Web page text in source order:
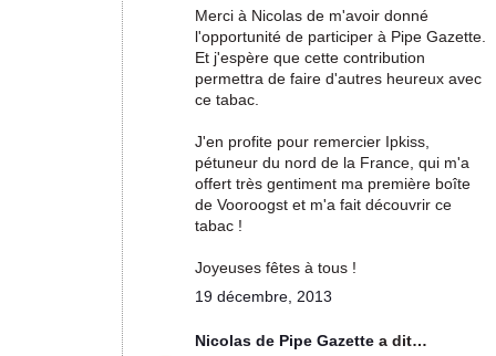
Merci à Nicolas de m'avoir donné
l'opportunité de participer à Pipe Gazette.
Et j'espère que cette contribution
permettra de faire d'autres heureux avec
ce tabac.
J'en profite pour remercier Ipkiss,
pétuneur du nord de la France, qui m'a
offert très gentiment ma première boîte
de Vooroogst et m'a fait découvrir ce
tabac !
Joyeuses fêtes à tous !
19 décembre, 2013
Nicolas de Pipe Gazette a dit…